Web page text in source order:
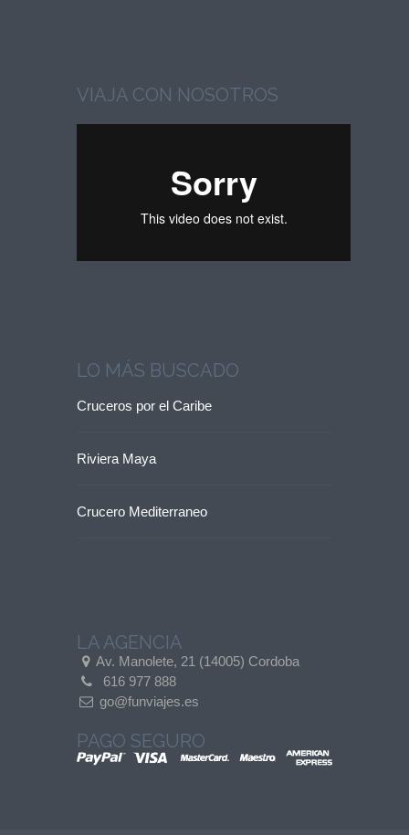
VIAJA CON NOSOTROS
LO MÁS BUSCADO
Cruceros por el Caribe
Riviera Maya
Crucero Mediterraneo
LA AGENCIA
Av. Manolete, 21 (14005) Cordoba
616 977 888
go@funviajes.es
PAGO SEGURO